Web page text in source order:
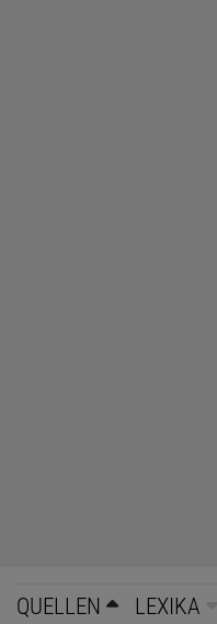
QUELLEN LEXIKA